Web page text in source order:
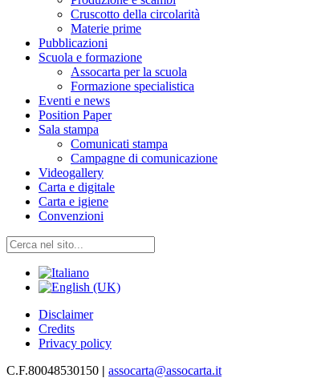
Cruscotto della circolarità
Materie prime
Pubblicazioni
Scuola e formazione
Assocarta per la scuola
Formazione specialistica
Eventi e news
Position Paper
Sala stampa
Comunicati stampa
Campagne di comunicazione
Videogallery
Carta e digitale
Carta e igiene
Convenzioni
Disclaimer
Credits
Privacy policy
C.F.80048530150 | assocarta@assocarta.it